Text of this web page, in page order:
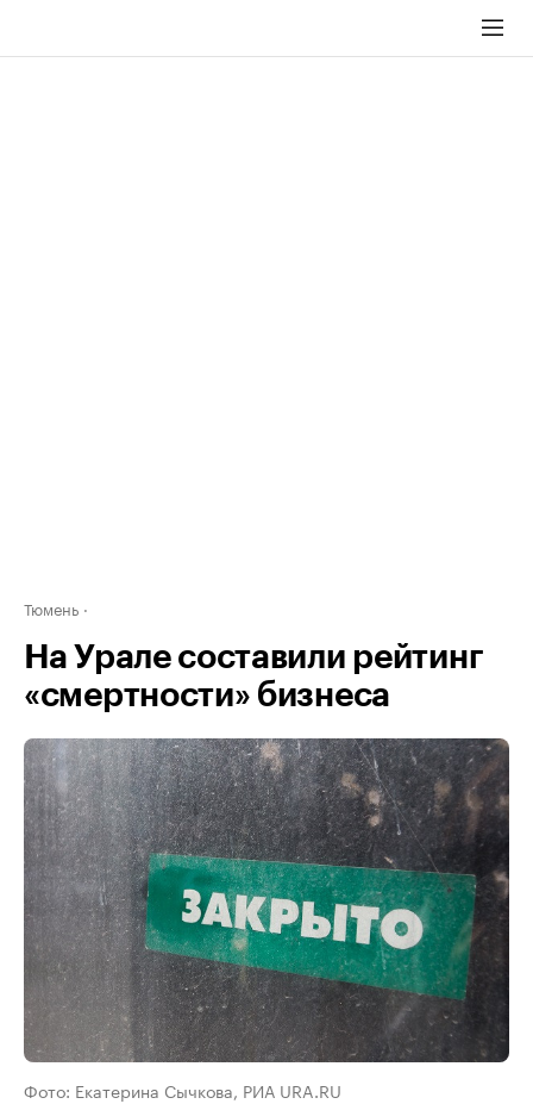
Тюмень
На Урале составили рейтинг
«смертности» бизнеса
Фото: Екатерина Сычкова, РИА URA.RU